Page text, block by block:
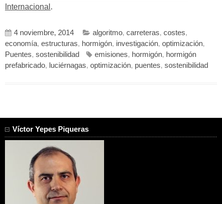
Internacional .
4 noviembre, 2014 algoritmo, carreteras, costes,
economía, estructuras, hormigón, investigación, optimización,
Puentes, sostenibilidad emisiones, hormigón, hormigón
prefabricado, luciérnagas, optimización, puentes, sostenibilidad
Víctor Yepes Piqueras